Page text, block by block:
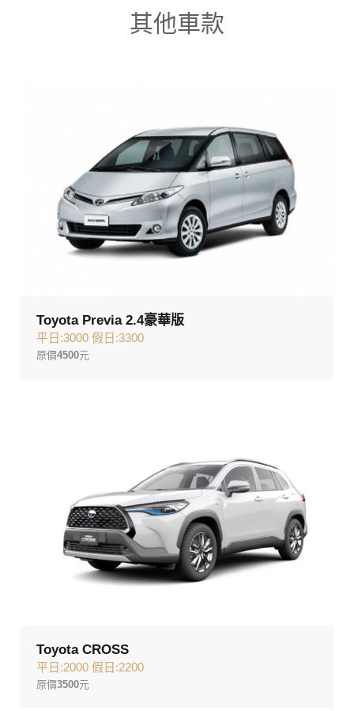
其他車款
Toyota Previa 2.4豪華版
平日:3000 假日:3300
原價4500元
Toyota CROSS
平日:2000 假日:2200
原價3500元